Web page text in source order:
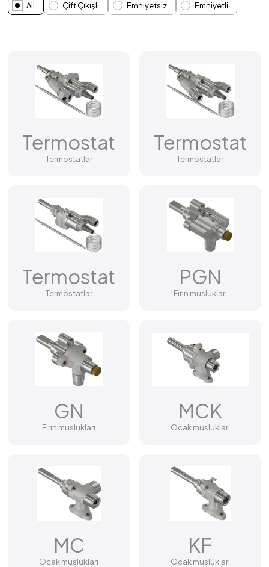
All Çift Çıkışlı Emniyetsiz Emniyetli
Termostat
Termostatlar
Termostat
Termostatlar
Termostat
Termostatlar
PGN
Fırın muslukları
GN
Fırın muslukları
MCK
Ocak muslukları
MC
Ocak muslukları
KF
Ocak muslukları